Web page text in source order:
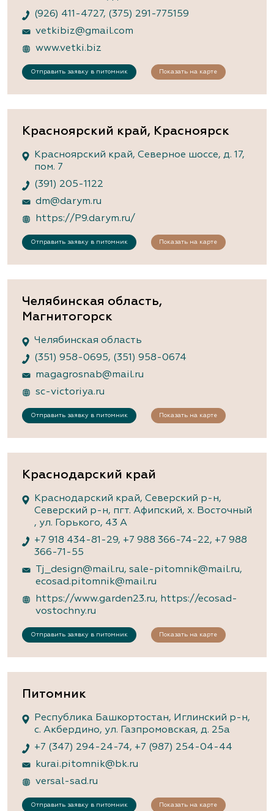
(926) 411-4727, (375) 291-775159
vetkibiz@gmail.com
www.vetki.biz
Отправить заявку в питомник Показать на карте
Красноярский край, Красноярск
Красноярский край, Северное шоссе, д. 17,
пом. 7
(391) 205-1122
dm@darym.ru
https://P9.darym.ru/
Отправить заявку в питомник Показать на карте
Челябинская область,
Магнитогорск
Челябинская область
(351) 958-0695, (351) 958-0674
magagrosnab@mail.ru
sc-victoriya.ru
Отправить заявку в питомник Показать на карте
Краснодарский край
Краснодарский край, Северский р-н,
Северский р-н, пгт. Афипский, х. Восточный
, ул. Горького, 43 А
+7 918 434-81-29, +7 988 366-74-22, +7 988
366-71-55
Tj_design@mail.ru, sale-pitomnik@mail.ru,
ecosad.pitomnik@mail.ru
https://www.garden23.ru, https://ecosad-
vostochny.ru
Отправить заявку в питомник Показать на карте
Питомник
Республика Башкортостан, Иглинский р-н,
с. Акбердино, ул. Газпромовская, д. 25а
+7 (347) 294-24-74, +7 (987) 254-04-44
kurai.pitomnik@bk.ru
versal-sad.ru
Отправить заявку в питомник Показать на карте